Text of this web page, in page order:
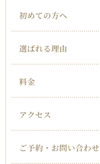
初めての方へ
選ばれる理由
料金
アクセス
ご予約・お問い合わせ